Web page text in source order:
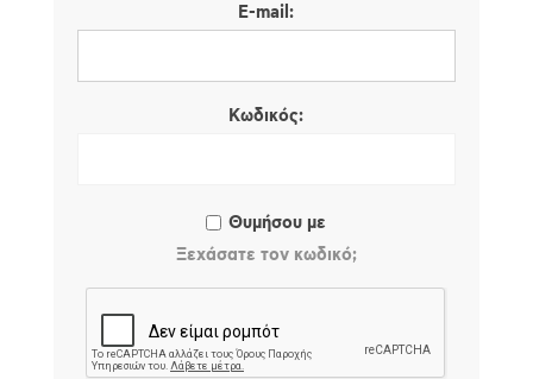
E-mail:
Κωδικός:
Θυμήσου με
Ξεχάσατε τον κωδικό;